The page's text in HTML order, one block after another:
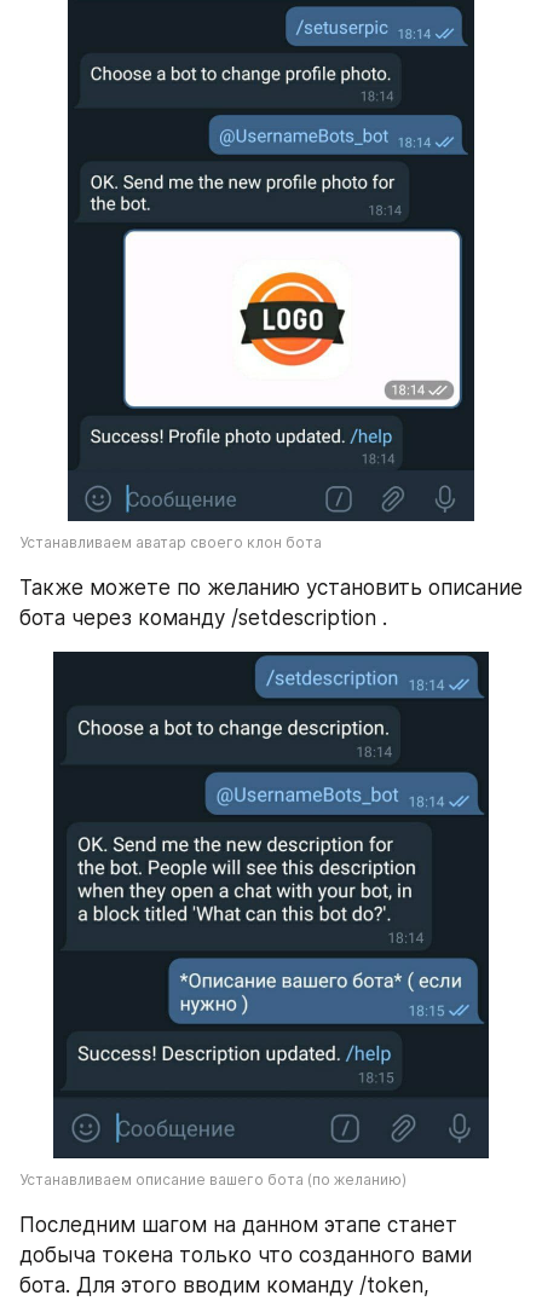
Устанавливаем аватар своего клон бота
Также можете по желанию установить описание
бота через команду /setdescription .
Устанавливаем описание вашего бота (по желанию)
Последним шагом на данном этапе станет
добыча токена только что созданного вами
бота. Для этого вводим команду /token,